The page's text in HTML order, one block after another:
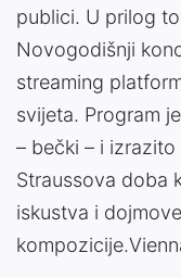
publici. U prilog
Novogodišnji
streaming
svijeta. Program
– bečki – i
Straussova doba
iskustva i